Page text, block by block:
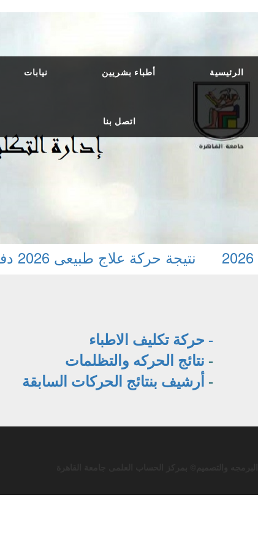
الرئيسية أطباء بشريين نيابات
اتصل بنا
نتيجة حركة علاج طبيعى 2026 دفعة 2023
- حركة تكليف الاطباء
- نتائج الحركه والتظلمات
- أرشيف بنتائج الحركات السابقة